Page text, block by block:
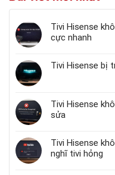
Tivi Hisense
cực nhanh
Tivi Hisense bị
Tivi Hisense
sửa
Tivi Hisense
nghĩ tivi hỏng